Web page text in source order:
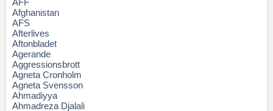
ÅFF
Afghanistan
AFS
Afterlives
Aftonbladet
Agerande
Aggressionsbrott
Agneta Cronholm
Agneta Svensson
Ahmadiyya
Ahmadreza Djalali